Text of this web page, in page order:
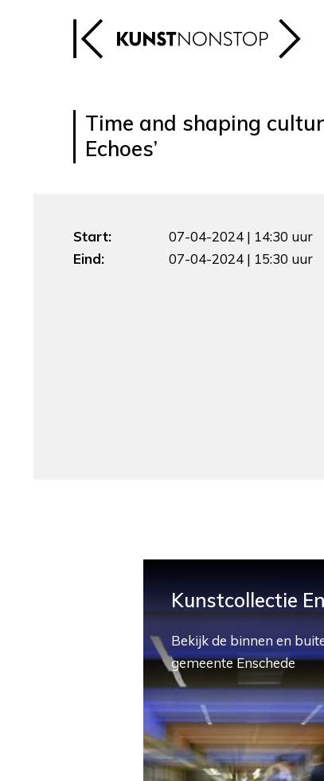
Time and shaping
Echoes’
Start:
07-04-2024 | 14:30 uur
Eind:
07-04-2024 | 15:30 uur
Kunstcollectie
Bekijk de binnen en
gemeente Enschede